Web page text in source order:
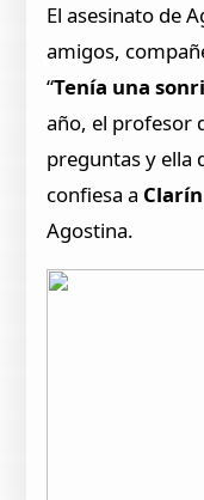
El asesinato de
amigos,
“Tenía una
año, el profesor
preguntas y ella
confiesa a Clarín
Agostina.